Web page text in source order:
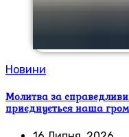
Новини
Молитва за
приєднується наша